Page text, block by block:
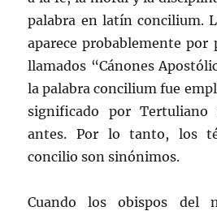
palabra en latín concilium.
aparece probablemente por
llamados “Cánones
la palabra concilium fue
significado por
antes. Por lo tanto, los
concilio son sinónimos.
Cuando los obispos del